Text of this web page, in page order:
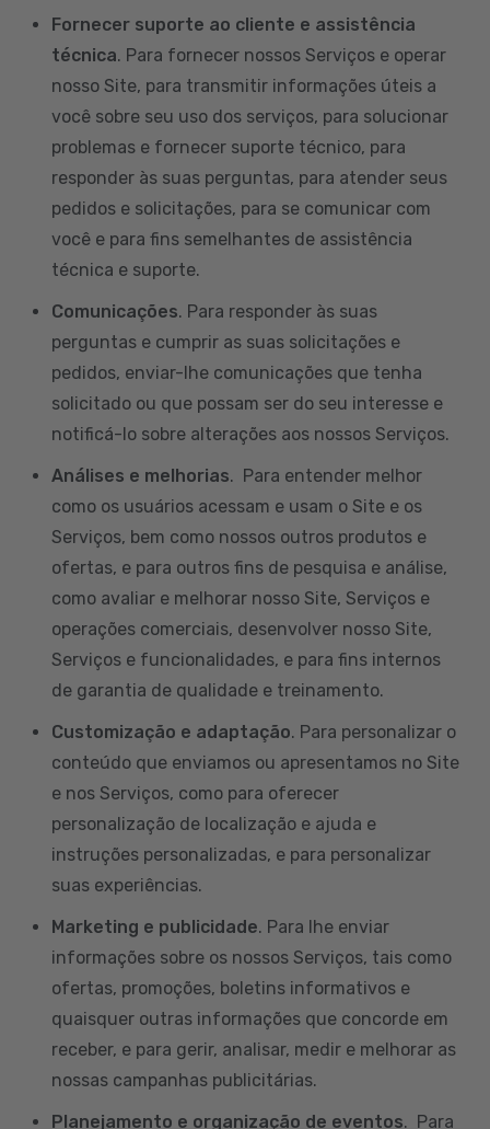
Fornecer suporte ao cliente e assistência
técnica. Para fornecer nossos Serviços e operar
nosso Site, para transmitir informações úteis a
você sobre seu uso dos serviços, para solucionar
problemas e fornecer suporte técnico, para
responder às suas perguntas, para atender seus
pedidos e solicitações, para se comunicar com
você e para fins semelhantes de assistência
técnica e suporte.
Comunicações. Para responder às suas
perguntas e cumprir as suas solicitações e
pedidos, enviar-lhe comunicações que tenha
solicitado ou que possam ser do seu interesse e
notificá-lo sobre alterações aos nossos Serviços.
Análises e melhorias. Para entender melhor
como os usuários acessam e usam o Site e os
Serviços, bem como nossos outros produtos e
ofertas, e para outros fins de pesquisa e análise,
como avaliar e melhorar nosso Site, Serviços e
operações comerciais, desenvolver nosso Site,
Serviços e funcionalidades, e para fins internos
de garantia de qualidade e treinamento.
Customização e adaptação. Para personalizar o
conteúdo que enviamos ou apresentamos no Site
e nos Serviços, como para oferecer
personalização de localização e ajuda e
instruções personalizadas, e para personalizar
suas experiências.
Marketing e publicidade. Para lhe enviar
informações sobre os nossos Serviços, tais como
ofertas, promoções, boletins informativos e
quaisquer outras informações que concorde em
receber, e para gerir, analisar, medir e melhorar as
nossas campanhas publicitárias.
Planejamento e organização de eventos. Para